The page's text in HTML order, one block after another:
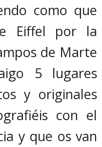
como que
Eiffel por la
de Marte
5 lugares
y originales
con el
y que os van